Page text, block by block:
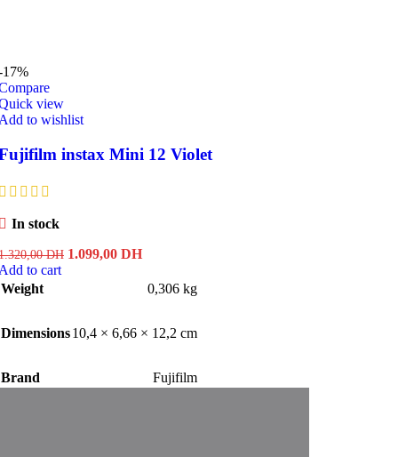
17%
view
to wishlist
instax Mini 12 Violet
In stock
DH Original
1.099,00 DHCurrent
is:
1.099,00 DH.
to cart
Weight
0,306 kg
Dimensions10,4 × 6,66 × 12,2 cm
Brand Fujifilm